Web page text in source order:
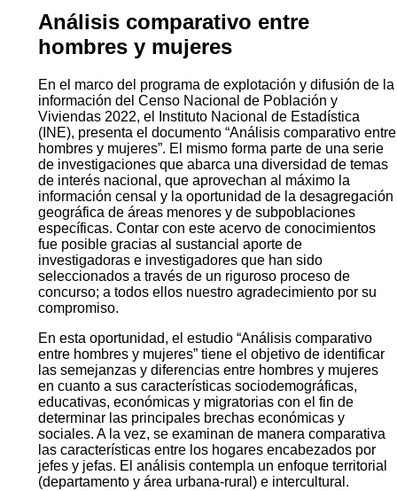
Análisis comparativo entre
hombres y mujeres
En el marco del programa de explotación y difusión de la
información del Censo Nacional de Población y
Viviendas 2022, el Instituto Nacional de Estadística
(INE), presenta el documento “Análisis comparativo entre
hombres y mujeres”. El mismo forma parte de una serie
de investigaciones que abarca una diversidad de temas
de interés nacional, que aprovechan al máximo la
información censal y la oportunidad de la desagregación
geográfica de áreas menores y de subpoblaciones
específicas. Contar con este acervo de conocimientos
fue posible gracias al sustancial aporte de
investigadoras e investigadores que han sido
seleccionados a través de un riguroso proceso de
concurso; a todos ellos nuestro agradecimiento por su
compromiso.
En esta oportunidad, el estudio “Análisis comparativo
entre hombres y mujeres” tiene el objetivo de identificar
las semejanzas y diferencias entre hombres y mujeres
en cuanto a sus características sociodemográficas,
educativas, económicas y migratorias con el fin de
determinar las principales brechas económicas y
sociales. A la vez, se examinan de manera comparativa
las características entre los hogares encabezados por
jefes y jefas. El análisis contempla un enfoque territorial
(departamento y área urbana-rural) e intercultural.